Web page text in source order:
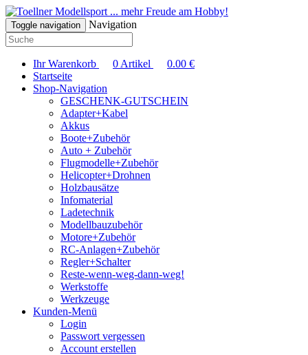
... mehr Freude am Hobby!
Toggle navigation Navigation
Ihr Warenkorb 0 Artikel 0.00 €
Startseite
Shop-Navigation
GESCHENK-GUTSCHEIN
Adapter+Kabel
Akkus
Boote+Zubehör
Auto + Zubehör
Flugmodelle+Zubehör
Helicopter+Drohnen
Holzbausätze
Infomaterial
Ladetechnik
Modellbauzubehör
Motore+Zubehör
RC-Anlagen+Zubehör
Regler+Schalter
Reste-wenn-weg-dann-weg!
Werkstoffe
Werkzeuge
Kunden-Menü
Login
Passwort vergessen
Account erstellen